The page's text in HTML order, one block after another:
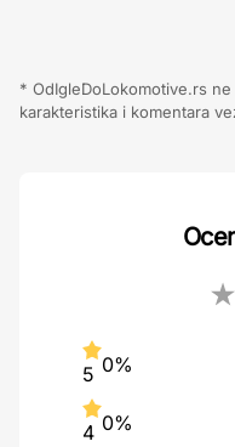
* OdIgleDoLokomotive.rs
karakteristika i komentara
5 0%
4 0%